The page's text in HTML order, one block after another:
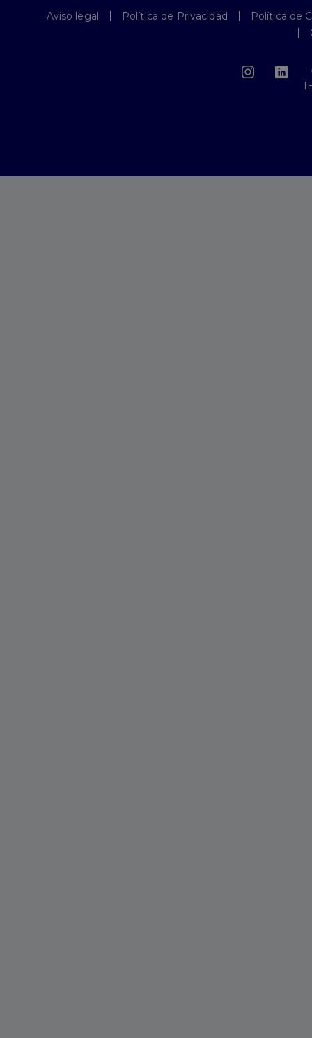
Aviso legal Política de Privacidad
Política de